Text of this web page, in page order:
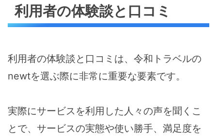
利用者の体験談と口コミ
利用者の体験談と口コミは、令和トラベルの
newtを選ぶ際に非常に重要な要素です。
実際にサービスを利用した人々の声を聞くこ
とで、サービスの実態や使い勝手、満足度を